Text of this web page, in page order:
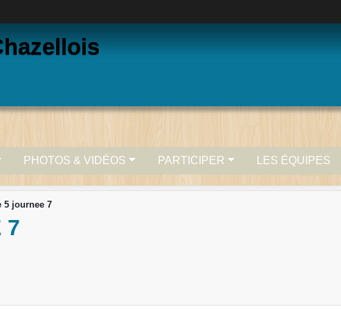
PHOTOS & VIDÉOS PARTICIPER LES ÉQUIPES
5 journee 7
7